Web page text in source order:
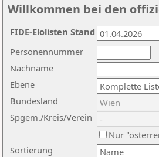
Willkommen bei den
Nachname
Ebene
Sortierung
Personennummer
Bundesland
Spgem./Kreis/Verein
Nur
FIDE-Elolisten Stand